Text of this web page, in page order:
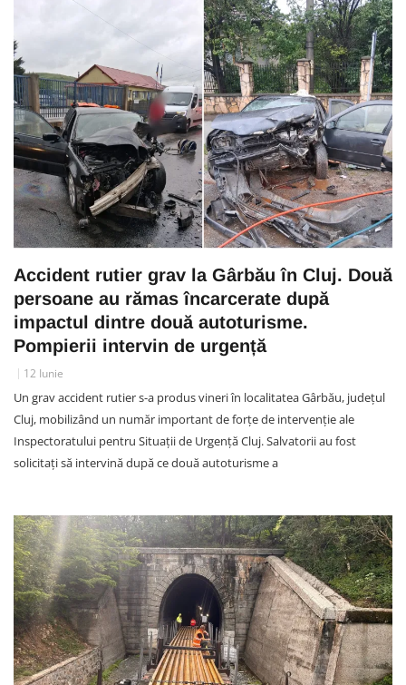
Accident rutier grav la Gârbău în Cluj. Două
persoane au rămas încarcerate după
impactul dintre două autoturisme.
Pompierii intervin de urgență
12 Iunie
Un grav accident rutier s-a produs vineri în localitatea Gârbău, județul
Cluj, mobilizând un număr important de forțe de intervenție ale
Inspectoratului pentru Situații de Urgență Cluj. Salvatorii au fost
solicitați să intervină după ce două autoturisme a